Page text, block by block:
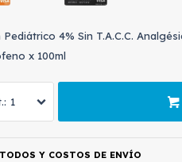
Pediátrico 4% Sin T.A.C.C.
x 100ml
1
Y COSTOS DE ENVÍO